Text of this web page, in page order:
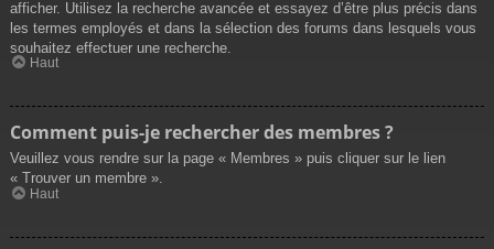
afficher. Utilisez la recherche avancée et essayez d’être plus précis dans
les termes employés et dans la sélection des forums dans lesquels vous
souhaitez effectuer une recherche.
Haut
Comment puis-je rechercher des membres ?
Veuillez vous rendre sur la page « Membres » puis cliquer sur le lien
« Trouver un membre ».
Haut